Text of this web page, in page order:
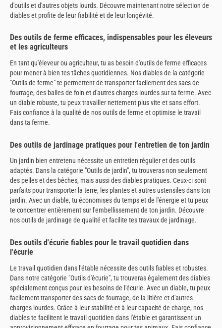
d'outils et d'autres objets lourds. Découvre maintenant notre sélection de
diables et profite de leur fiabilité et de leur longévité.
Des outils de ferme efficaces, indispensables pour les éleveurs
et les agriculteurs
En tant qu'éleveur ou agriculteur, tu as besoin d'outils de ferme efficaces
pour mener à bien tes tâches quotidiennes. Nos diables de la catégorie
"Outils de ferme" te permettent de transporter facilement des sacs de
fourrage, des balles de foin et d'autres charges lourdes sur ta ferme. Avec
un diable robuste, tu peux travailler nettement plus vite et sans effort.
Fais confiance à la qualité de nos outils de ferme et optimise le travail
dans ta ferme.
Des outils de jardinage pratiques pour l'entretien de ton jardin
Un jardin bien entretenu nécessite un entretien régulier et des outils
adaptés. Dans la catégorie "Outils de jardin", tu trouveras non seulement
des pelles et des bêches, mais aussi des diables pratiques. Ceux-ci sont
parfaits pour transporter la terre, les plantes et autres ustensiles dans ton
jardin. Avec un diable, tu économises du temps et de l'énergie et tu peux
te concentrer entièrement sur l'embellissement de ton jardin. Découvre
nos outils de jardinage de qualité et facilite tes travaux de jardinage.
Des outils d'écurie fiables pour le travail quotidien dans
l'écurie
Le travail quotidien dans l'étable nécessite des outils fiables et robustes.
Dans notre catégorie "Outils d'écurie", tu trouveras également des diables
spécialement conçus pour les besoins de l'écurie. Avec un diable, tu peux
facilement transporter des sacs de fourrage, de la litière et d'autres
charges lourdes. Grâce à leur stabilité et à leur capacité de charge, nos
diables te facilitent le travail quotidien dans l'étable et garantissent un